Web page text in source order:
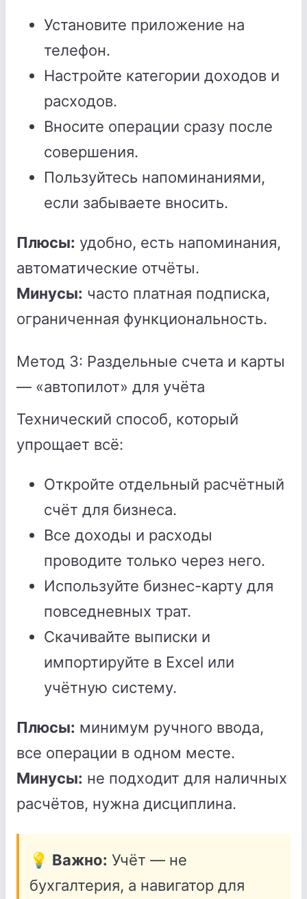
Установите приложение на
телефон.
Настройте категории доходов и
расходов.
Вносите операции сразу после
совершения.
Пользуйтесь напоминаниями,
если забываете вносить.
Плюсы: удобно, есть напоминания,
автоматические отчёты.
Минусы: часто платная подписка,
ограниченная функциональность.
Метод 3: Раздельные счета и карты
— «автопилот» для учёта
Технический способ, который
упрощает всё:
Откройте отдельный расчётный
счёт для бизнеса.
Все доходы и расходы
проводите только через него.
Используйте бизнес-карту для
повседневных трат.
Скачивайте выписки и
импортируйте в Excel или
учётную систему.
Плюсы: минимум ручного ввода,
все операции в одном месте.
Минусы: не подходит для наличных
расчётов, нужна дисциплина.
💡 Важно: Учёт — не
бухгалтерия, а навигатор для